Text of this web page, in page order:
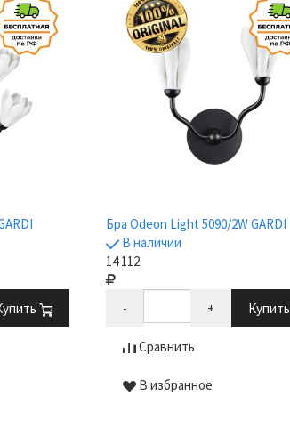
Бра Odeon Light 5090/2W GARDI
В наличии
14 112
- + Купить
Сравнить
В избранное